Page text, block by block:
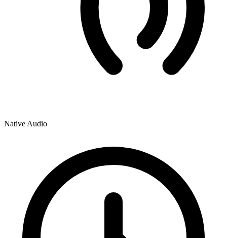
Native Audio